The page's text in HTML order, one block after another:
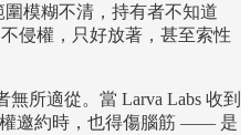
圍模糊不清，持有者不知道
侵權，只好放著，甚至索性
所適從。當 Larva Labs 收到
邀約時，也得傷腦筋 —— 是